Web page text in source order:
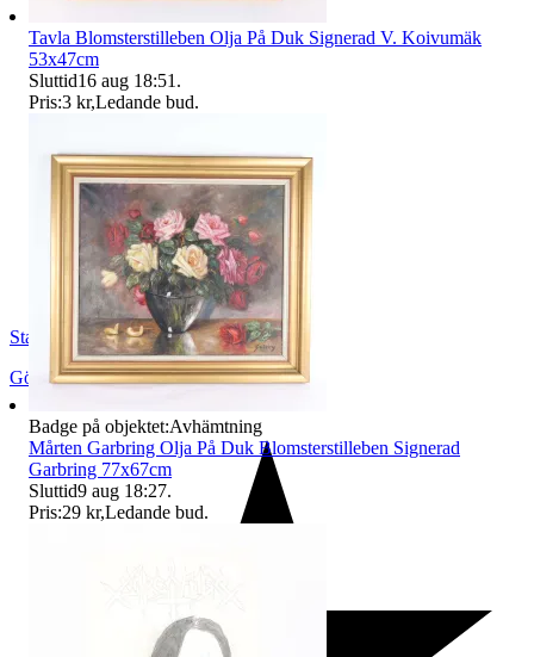
StadsmissionensSecondhandGbg
Göteborg,Sverige
Tavla Blomsterstilleben Olja På Duk Signerad V. Koivumäk
53x47cm
Sluttid16 aug 18:51 .
Pris:3 kr,Ledande bud.
Badge på objektet:Avhämtning
Mårten Garbring Olja På Duk Blomsterstilleben Signerad
Garbring 77x67cm
Sluttid9 aug 18:27.
Pris:29 kr,Ledande bud.